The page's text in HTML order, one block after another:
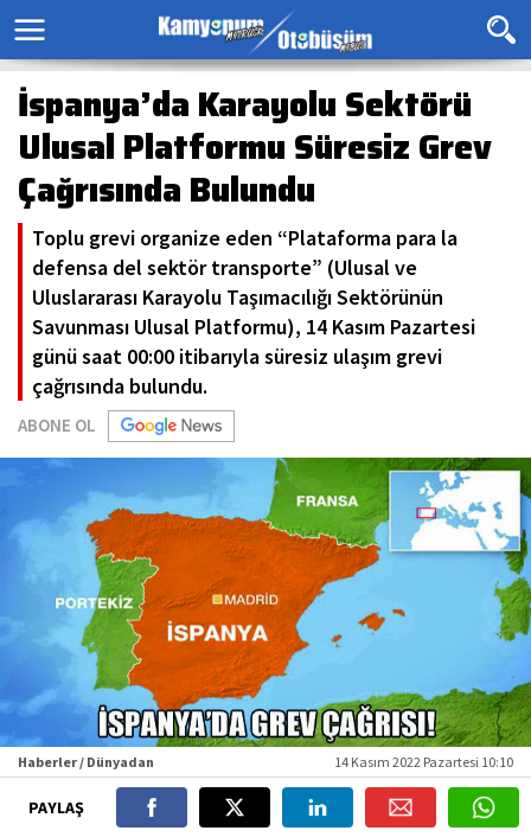
İspanya’da Karayolu Sektörü
Ulusal Platformu Süresiz Grev
Çağrısında Bulundu
Toplu grevi organize eden “Plataforma para la
defensa del sektör transporte” (Ulusal ve
Uluslararası Karayolu Taşımacılığı Sektörünün
Savunması Ulusal Platformu), 14 Kasım Pazartesi
günü saat 00:00 itibarıyla süresiz ulaşım grevi
çağrısında bulundu.
ABONE OL
Haberler / Dünyadan 14 Kasım 2022 Pazartesi 10:10
PAYLAŞ